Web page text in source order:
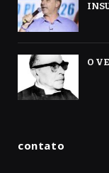
O
contato